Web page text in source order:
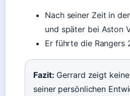
Nach seiner Zeit in
und später bei Aston
Er führte die Rangers
Fazit: Gerrard zeigt
seiner persönlichen